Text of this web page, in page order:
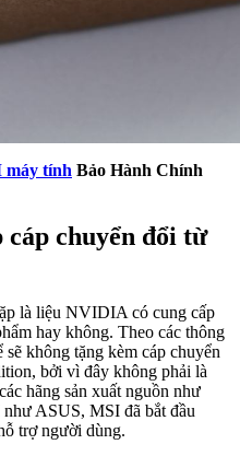
máy tính Bảo Hành Chính
cáp chuyển đổi từ
là liệu NVIDIA có cung cấp
hay không. Theo các thông
không tặng kèm cáp chuyển
bởi vì đây không phải là
hãng sản xuất nguồn như
ASUS, MSI đã bắt đầu
trợ người dùng.